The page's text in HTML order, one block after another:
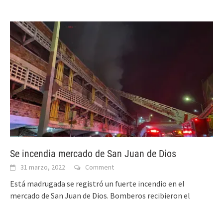
Se incendia mercado de San Juan de Dios
31 marzo, 2022 Comment
Está madrugada se registró un fuerte incendio en el
mercado de San Juan de Dios. Bomberos recibieron el